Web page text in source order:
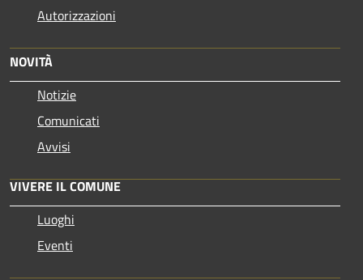
Autorizzazioni
NOVITÀ
Notizie
Comunicati
Avvisi
VIVERE IL COMUNE
Luoghi
Eventi